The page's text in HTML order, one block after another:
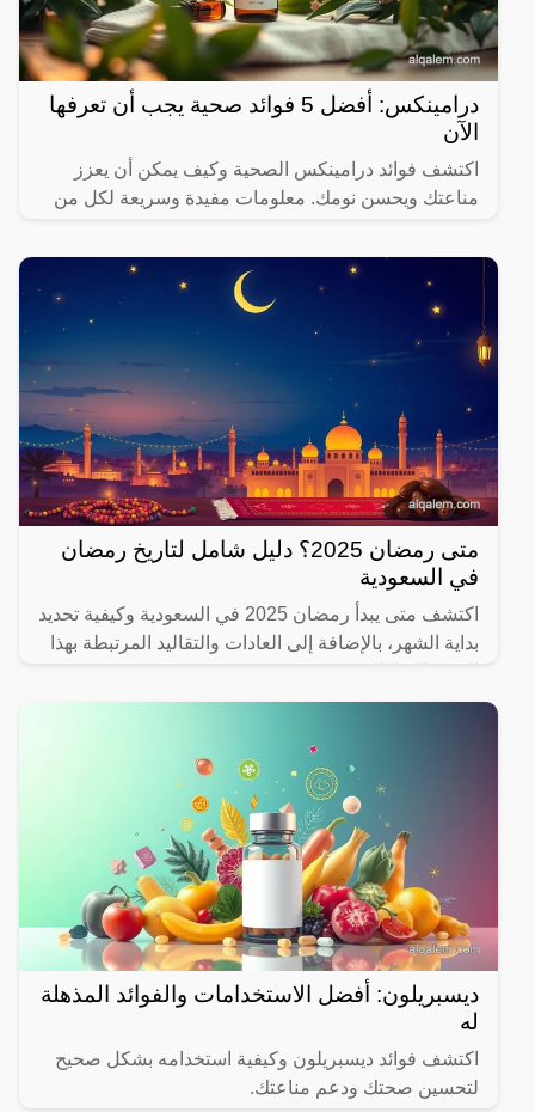
درامينكس: أفضل 5 فوائد صحية يجب أن تعرفها
الآن
اكتشف فوائد درامينكس الصحية وكيف يمكن أن يعزز
مناعتك ويحسن نومك. معلومات مفيدة وسريعة لكل من
متى رمضان 2025؟ دليل شامل لتاريخ رمضان
في السعودية
اكتشف متى يبدأ رمضان 2025 في السعودية وكيفية تحديد
بداية الشهر، بالإضافة إلى العادات والتقاليد المرتبطة بهذا
ديسبريلون: أفضل الاستخدامات والفوائد المذهلة
له
اكتشف فوائد ديسبريلون وكيفية استخدامه بشكل صحيح
لتحسين صحتك ودعم مناعتك.